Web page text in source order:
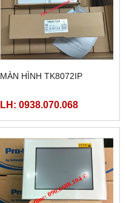
MÀN HÌNH TK8072IP
LH: 0938.070.068